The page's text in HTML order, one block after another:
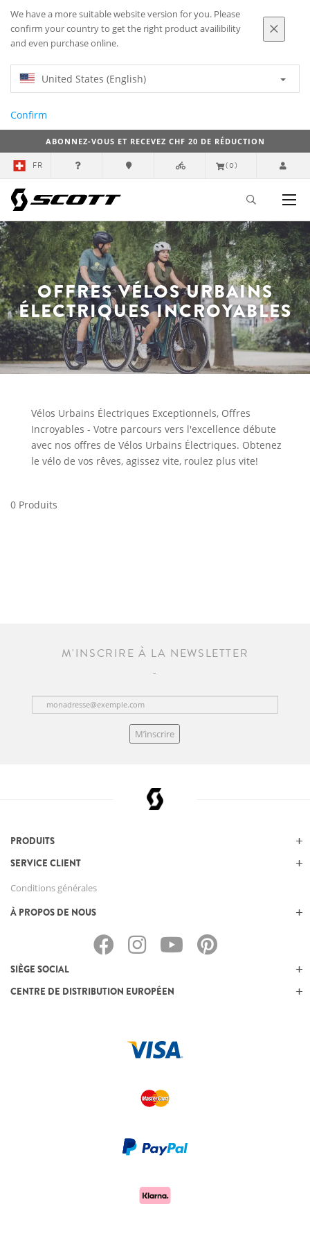
We have a more suitable website version for you. Please
confirm your country to get the right product availibility
and even purchase online.
United States (English)
Confirm
ABONNEZ-VOUS ET RECEVEZ CHF 20 DE RÉDUCTION
FR (0)
OFFRES VÉLOS URBAINS
ÉLECTRIQUES INCROYABLES
Vélos Urbains Électriques Exceptionnels, Offres
Incroyables - Votre parcours vers l'excellence débute
avec nos offres de Vélos Urbains Électriques. Obtenez
le vélo de vos rêves, agissez vite, roulez plus vite!
0 Produits
M'INSCRIRE À LA NEWSLETTER
M’inscrire
PRODUITS
SERVICE CLIENT
Conditions générales
À PROPOS DE NOUS
SIÈGE SOCIAL
CENTRE DE DISTRIBUTION EUROPÉEN